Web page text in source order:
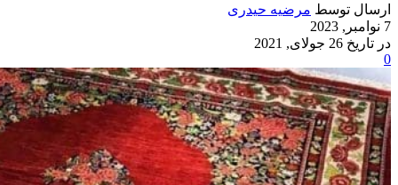
ارسال توسط مرضیه حیدری
7 نوامبر, 2023
در تاریخ 26 جولای, 2021
0